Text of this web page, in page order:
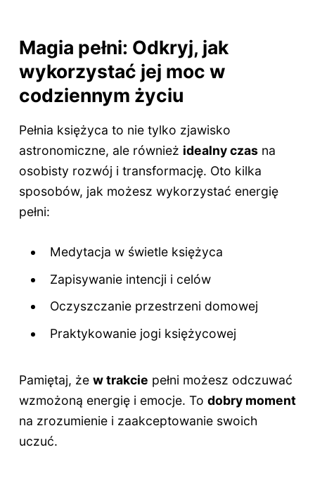
Magia pełni: Odkryj, jak
wykorzystać jej moc w
codziennym życiu
Pełnia księżyca to nie tylko zjawisko
astronomiczne, ale również idealny czasna
osobisty rozwój i transformację. Oto kilka
sposobów, jak możesz wykorzystać energię
pełni:
Medytacja w świetle księżyca
Zapisywanie intencji i celów
Oczyszczanie przestrzeni domowej
Praktykowanie jogi księżycowej
Pamiętaj, że w trakcie pełni możesz odczuwać
wzmożoną energię i emocje. To dobry moment
na zrozumienie i zaakceptowanie swoich
uczuć.